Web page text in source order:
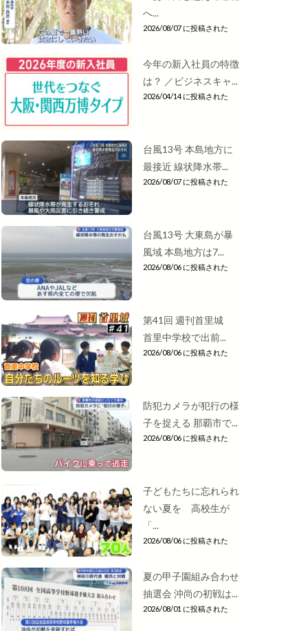
へ...
2026/08/07 に投稿された
今年の新入社員の特徴
は？ ／ビジネスキャ...
2026/04/14 に投稿された
台風13号 本島地方に
最接近 線状降水帯...
2026/08/07 に投稿された
台風13号 大東島が暴
風域 本島地方は7...
2026/08/06 に投稿された
第41回 週刊首里城
首里中学校で出前...
2026/08/06 に投稿された
防犯カメラが犯行の様
子を捉える 那覇市で...
2026/08/06 に投稿された
子どもたちに忘れられ
ない夏を 高校生が
「...
2026/08/06 に投稿された
夏の甲子園組み合わせ
抽選会 沖尚の初戦は...
2026/08/01 に投稿された